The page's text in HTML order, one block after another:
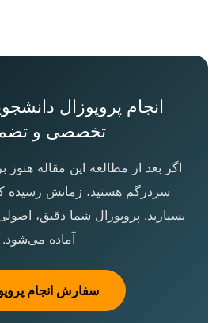
انجام پروپوزال
تخصصی و
اگر بعد از مطالعه این مقاله هنوز
سردرگم هستید، زمانش رسیده
بسپارید. پروپوزال شما دقیق،
آماده می‌شود.
سفارش انجام